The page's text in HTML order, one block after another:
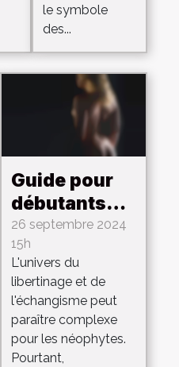
le symbole
des...
Guide pour
débutants
sur le
libertinage et
l'échangisme
26 septembre 2024
15h
L'univers du
libertinage et de
l'échangisme peut
paraître complexe
pour les néophytes.
Pourtant,